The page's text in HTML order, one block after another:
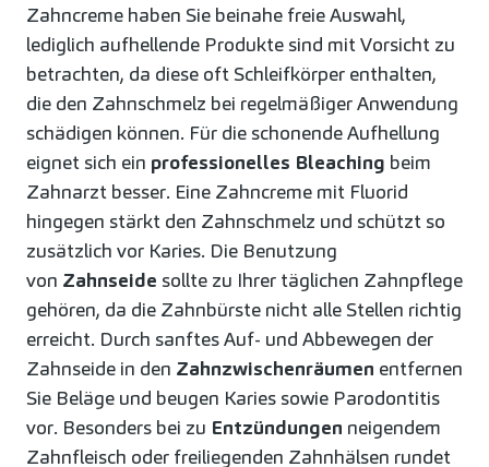
Zahncreme haben Sie beinahe freie Auswahl,
lediglich aufhellende Produkte sind mit Vorsicht zu
betrachten, da diese oft Schleifkörper enthalten,
die den Zahnschmelz bei regelmäßiger Anwendung
schädigen können. Für die schonende Aufhellung
eignet sich ein professionelles Bleaching beim
Zahnarzt besser. Eine Zahncreme mit Fluorid
hingegen stärkt den Zahnschmelz und schützt so
zusätzlich vor Karies. Die Benutzung
von Zahnseide sollte zu Ihrer täglichen Zahnpflege
gehören, da die Zahnbürste nicht alle Stellen richtig
erreicht. Durch sanftes Auf- und Abbewegen der
Zahnseide in den Zahnzwischenräumen entfernen
Sie Beläge und beugen Karies sowie Parodontitis
vor. Besonders bei zu Entzündungen neigendem
Zahnfleisch oder freiliegenden Zahnhälsen rundet